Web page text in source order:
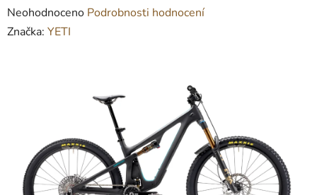
Průměrné
hodnocení
hvězdiček.
Neohodnoceno Podrobnosti hodnocení
Značka: YETI